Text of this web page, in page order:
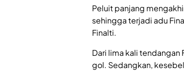
Peluit panjang
sehingga terjadi adu
Finalti.
Dari lima kali
gol. Sedangkan,